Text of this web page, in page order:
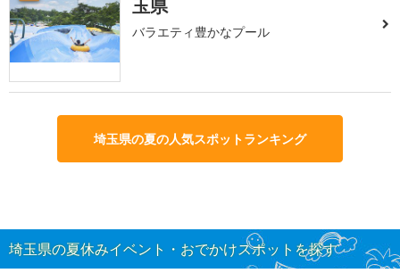
玉県
バラエティ豊かなプール
埼玉県の夏の人気スポットランキング
埼玉県の夏休みイベント・おでかけスポットを探す